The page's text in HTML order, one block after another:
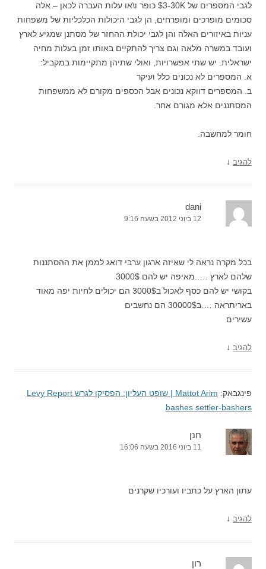
לגבי המספרים של 3-30K$ כופר ו\או עלות העברה לכאן – אלה
סכומים מופרכים ומופרחים, הן לגבי היכולות הכלכליות של משפחות
עניות באיזורים האלה והן לגבי יכולת ההחזר של מסתנן שמגיע לארץ
ועובד במשרה מלאה וגם צריך להתקיים באותו זמן בעלות מחיה
ישראלית. יש שתי אפשרויות, ואולי שתיהן מתקיימות במקביל:
א. המספרים לא נכונים כלל ועיקר
ב. המספרים דווקא נכונים אבל הכספים מקורם לא ממשפחות
המסתננים אלא מגורם אחר.
חומר למחשבה.
להגיב ↓
dani
12 ביוני 2012 בשעה 9:16
בכל מקרה נראה לי שאיזה ארגון ערבי דואג לממן את ההסתננות
שלהם לארץ …..מאיפה יש להם 3000$
בקושי יש להם כסף לאכול ב3000$ הם יכולים לחיות יפה מאוד
באריתראה ….ב30000$ הם נחשבים
עשירים
להגיב ↓
פינגבאק:
Mattot Arim | שופט העליון: הפסיקו לגרש Levy Report
bashes settler-bashers
חנן
11 ביוני 2016 בשעה 16:06
עתון הארץ על כתביו ועורכיו שקרנים
להגיב ↓
רון